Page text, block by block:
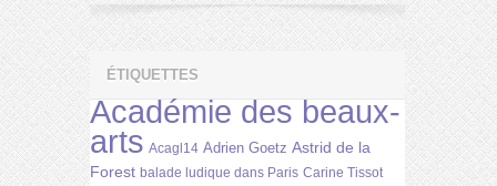
ÉTIQUETTES
Académie des beaux-
arts Acagl14 Adrien Goetz Astrid de la
Forest balade ludique dans Paris Carine Tissot